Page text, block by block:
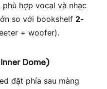
hợp vocal và nhạc
so với bookshelf 2-
+ woofer).
Dome)
đặt phía sau màng